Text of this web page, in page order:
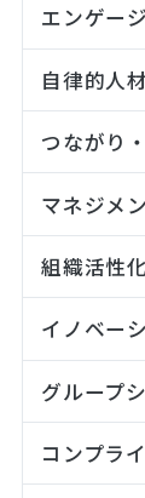
エンゲー
自律的人
つながり
マネジメ
組織活性
イノベー
グループ
コンプラ